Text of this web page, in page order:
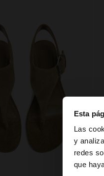
Esta
Las
y
redes
que